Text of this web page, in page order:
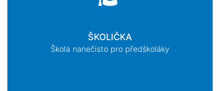
ŠKOLIČKA
Škola nanečisto pro předškoláky